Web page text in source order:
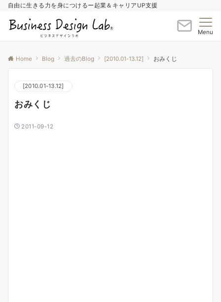
自由に生きる力を身につけるー起業＆キャリアUP支援
Menu
Home Blog 過去のBlog [2010.01-13.12] おみくじ
[2010.01-13.12]
おみくじ
2011-09-12